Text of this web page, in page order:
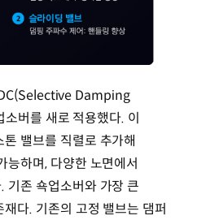
Damping
버를 새로 적용했다. 이
밸브를 직렬로 추가해
능하며, 다양한 노면에서
기존 쇽업소버와 가장 큰
다. 기존의 고정 밸브는 댐퍼